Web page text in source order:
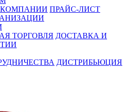
КОМПАНИИ ПРАЙС-ЛИСТ
ТОРГОВЛЯ ДОСТАВКА И
ДИСТРИБЬЮЦИЯ